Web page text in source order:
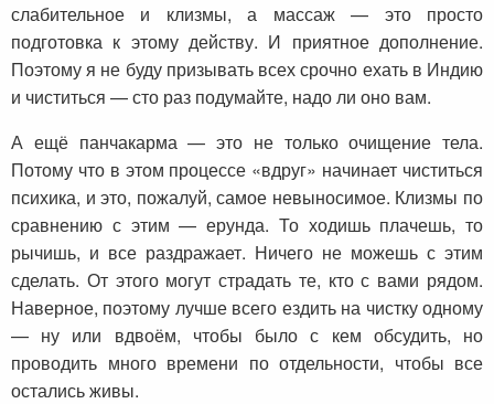
слабительное и клизмы, а массаж — это просто
подготовка к этому действу. И приятное дополнение.
Поэтому я не буду призывать всех срочно ехать в Индию
и чиститься — сто раз подумайте, надо ли оно вам.
А ещё панчакарма — это не только очищение тела.
Потому что в этом процессе «вдруг» начинает чиститься
психика, и это, пожалуй, самое невыносимое. Клизмы по
сравнению с этим — ерунда. То ходишь плачешь, то
рычишь, и все раздражает. Ничего не можешь с этим
сделать. От этого могут страдать те, кто с вами рядом.
Наверное, поэтому лучше всего ездить на чистку одному
— ну или вдвоём, чтобы было с кем обсудить, но
проводить много времени по отдельности, чтобы все
остались живы.